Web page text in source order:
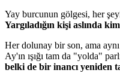
Yay burcunun gölgesi, her
Yargıladığın kişi aslında
Her dolunay bir son, ama
Ay'ın ışığı tam da "yolda"
belki de bir inancı yeniden